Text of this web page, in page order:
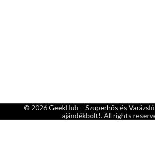
© 2026GeekHub – Szuperhős és
ajándékbolt!. All rights